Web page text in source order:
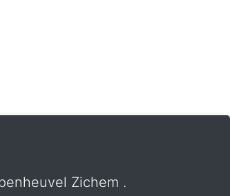
Zichem .